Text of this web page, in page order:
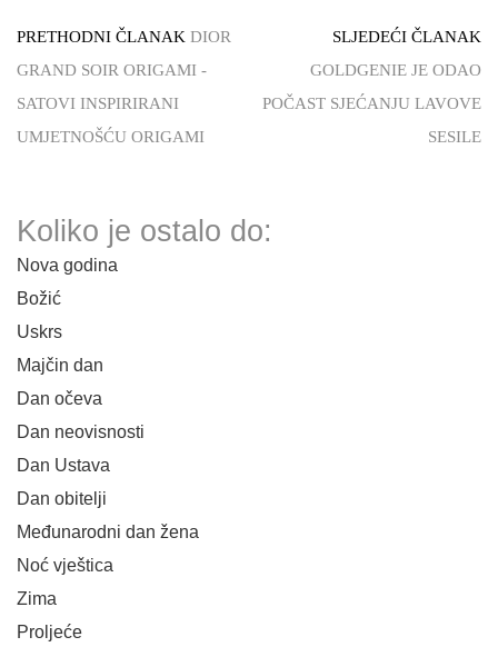
PRETHODNI ČLANAK DIOR
GRAND SOIR ORIGAMI -
SATOVI INSPIRIRANI
UMJETNOŠĆU ORIGAMI
SLJEDEĆI ČLANAK
GOLDGENIE JE ODAO
POČAST SJEĆANJU LAVOVE
SESILE
Koliko je ostalo do:
Nova godina
Božić
Uskrs
Majčin dan
Dan očeva
Dan neovisnosti
Dan Ustava
Dan obitelji
Međunarodni dan žena
Noć vještica
Zima
Proljeće